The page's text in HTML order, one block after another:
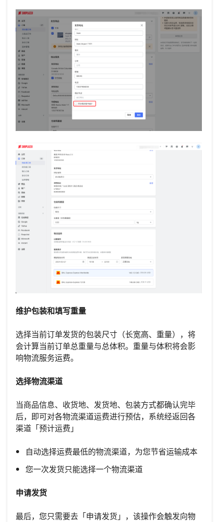
维护包装和填写重量
选择当前订单发货的包装尺寸（长宽高、重量），将
会计算当前订单总重量与总体积。重量与体积将会影
响物流服务运费。
选择物流渠道
当商品信息、收货地、发货地、包装方式都确认完毕
后，即可对各物流渠道运费进行预估，系统经返回各
渠道「预计运费」
自动选择运费最低的物流渠道，为您节省运输成本
您一次发货只能选择一个物流渠道
申请发货
最后，您只需要去「申请发货」，该操作会触发向物